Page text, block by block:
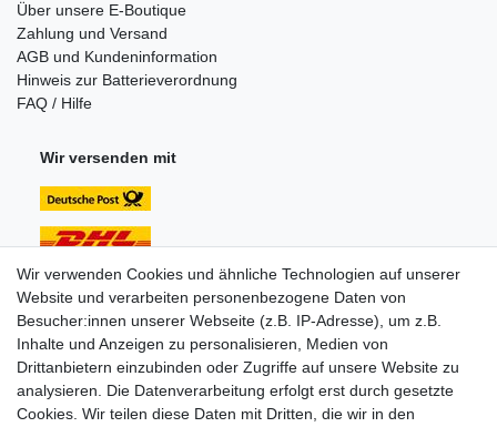
Über unsere E-Boutique
Zahlung und Versand
AGB und Kundeninformation
Hinweis zur Batterieverordnung
FAQ / Hilfe
Wir versenden mit
Unsere Zahlungsarten:
Wir verwenden Cookies und ähnliche Technologien auf unserer
Website und verarbeiten personenbezogene Daten von
Besucher:innen unserer Webseite (z.B. IP-Adresse), um z.B.
Inhalte und Anzeigen zu personalisieren, Medien von
Drittanbietern einzubinden oder Zugriffe auf unsere Website zu
analysieren. Die Datenverarbeitung erfolgt erst durch gesetzte
Cookies. Wir teilen diese Daten mit Dritten, die wir in den